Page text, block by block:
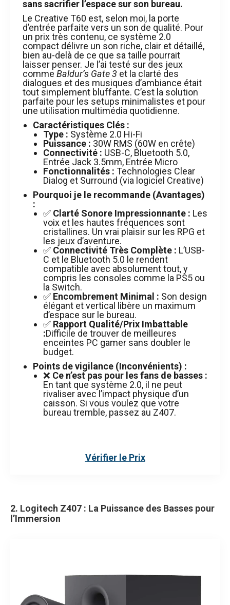
sans sacrifier l’espace sur son bureau.
Le Creative T60 est, selon moi, la porte
d’entrée parfaite vers un son de qualité. Pour
un prix très contenu, ce système 2.0
compact délivre un son riche, clair et détaillé,
bien au-delà de ce que sa taille pourrait
laisser penser. Je l’ai testé sur des jeux
comme Baldur’s Gate 3 et la clarté des
dialogues et des musiques d’ambiance était
tout simplement bluffante. C’est la solution
parfaite pour les setups minimalistes et pour
une utilisation multimédia quotidienne.
Caractéristiques Clés :
Type : Système 2.0 Hi-Fi
Puissance : 30W RMS (60W en crête)
Connectivité : USB-C, Bluetooth 5.0,
Entrée Jack 3.5mm, Entrée Micro
Fonctionnalités : Technologies Clear
Dialog et Surround (via logiciel Creative)
Pourquoi je le recommande (Avantages)
:
✅ Clarté Sonore Impressionnante : Les
voix et les hautes fréquences sont
cristallines. Un vrai plaisir sur les RPG et
les jeux d’aventure.
✅ Connectivité Très Complète : L’USB-
C et le Bluetooth 5.0 le rendent
compatible avec absolument tout, y
compris les consoles comme la PS5 ou
la Switch.
✅ Encombrement Minimal : Son design
élégant et vertical libère un maximum
d’espace sur le bureau.
✅ Rapport Qualité/Prix Imbattable
:Difficile de trouver de meilleures
enceintes PC gamer sans doubler le
budget.
Points de vigilance (Inconvénients) :
❌ Ce n’est pas pour les fans de basses :
En tant que système 2.0, il ne peut
rivaliser avec l’impact physique d’un
caisson. Si vous voulez que votre
bureau tremble, passez au Z407.
Vérifier le Prix
2. Logitech Z407 : La Puissance des Basses pour
l’Immersion